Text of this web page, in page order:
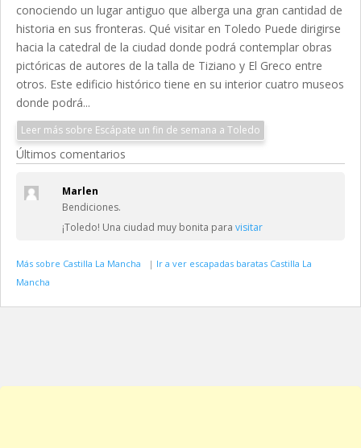
conociendo un lugar antiguo que alberga una gran cantidad de
historia en sus fronteras. Qué visitar en Toledo Puede dirigirse
hacia la catedral de la ciudad donde podrá contemplar obras
pictóricas de autores de la talla de Tiziano y El Greco entre
otros. Este edificio histórico tiene en su interior cuatro museos
donde podrá...
Leer más sobre Escápate un fin de semana a Toledo
Últimos comentarios
Marlen
Bendiciones.
¡Toledo! Una ciudad muy bonita para visitar
Más sobre Castilla La Mancha | Ir a ver escapadas baratas Castilla La
Mancha